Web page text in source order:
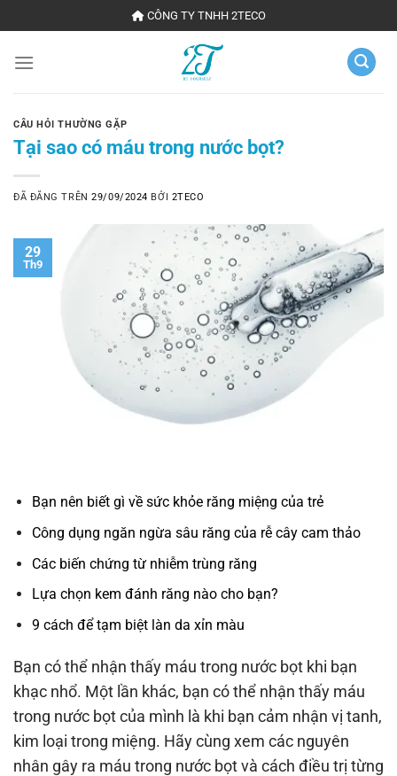
đến
nội
CÔNG TY TNHH 2TECO
CÂU HỎI THƯỜNG GẶP
Tại sao có máu trong nước bọt?
ĐÃ ĐĂNG TRÊN29/09/2024 BỞI 2TECO
29
Th9
Bạn nên biết gì về sức khỏe răng miệng của trẻ
Công dụng ngăn ngừa sâu răng của rễ cây cam thảo
Các biến chứng từ nhiễm trùng răng
Lựa chọn kem đánh răng nào cho bạn?
9 cách để tạm biệt làn da xỉn màu
Bạn có thể nhận thấy máu trong nước bọt khi bạn
khạc nhổ. Một lần khác, bạn có thể nhận thấy máu
trong nước bọt của mình là khi bạn cảm nhận vị tanh,
kim loại trong miệng. Hãy cùng xem các nguyên
nhân gây ra máu trong nước bọt và cách điều trị từng